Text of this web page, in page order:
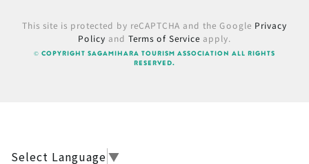
This site is protected by reCAPTCHA and the Google Privacy
Policy and Terms of Serviceapply.
© COPYRIGHT SAGAMIHARA TOURISM ASSOCIATION ALL RIGHTS
RESERVED.
Select Language▼